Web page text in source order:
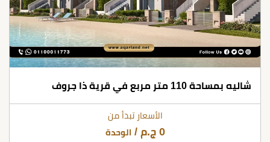
شاليه بمساحة 110 متر مربع في قرية ذا جروف
الأسعار تبدأ من
0 ج.م / الوحدة